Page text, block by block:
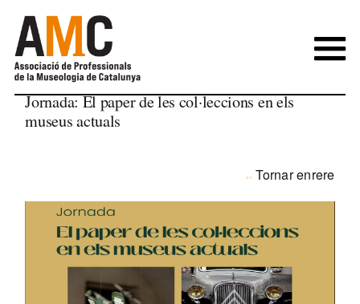
content
Jornada: El paper de les col·leccions en els
museus actuals
Tornar enrere